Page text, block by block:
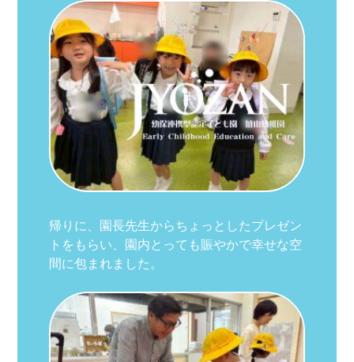
帰りに、園長先生からちょっとしたプレゼン
トをもらい、園内とっても賑やかで幸せな空
間に包まれました。